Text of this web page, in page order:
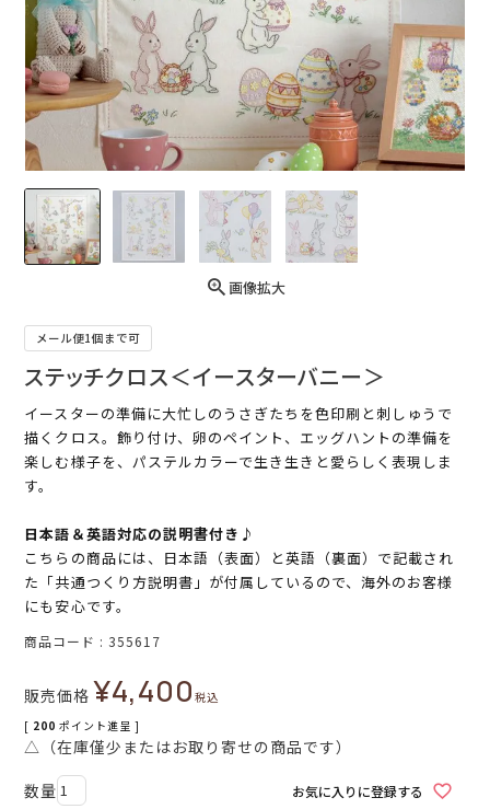
画像拡大
メール便1個まで可
ステッチクロス＜イースターバニー＞
イースターの準備に大忙しのうさぎたちを色印刷と刺しゅうで
描くクロス。飾り付け、卵のペイント、エッグハントの準備を
楽しむ様子を、パステルカラーで生き生きと愛らしく表現しま
す。
日本語＆英語対応の説明書付き♪
こちらの商品には、日本語（表面）と英語（裏面）で記載され
た「共通つくり方説明書」が付属しているので、海外のお客様
にも安心です。
商品コード 355617
販売価格 ¥4,400税込
[ 200 ポイント進呈 ]
△（在庫僅少またはお取り寄せの商品です）
お気に入りに登録する